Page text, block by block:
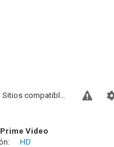
Sitios compatibles
Video
HD